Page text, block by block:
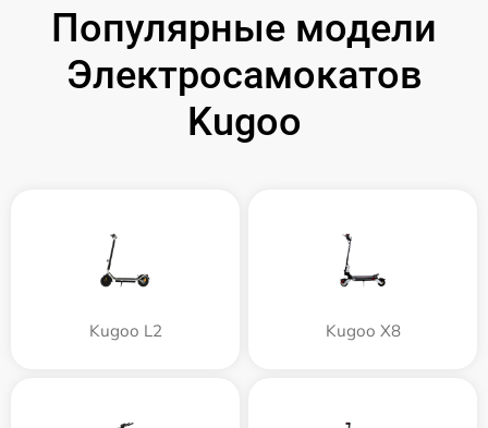
Популярные модели
Электросамокатов
Kugoo
Kugoo L2 Kugoo X8